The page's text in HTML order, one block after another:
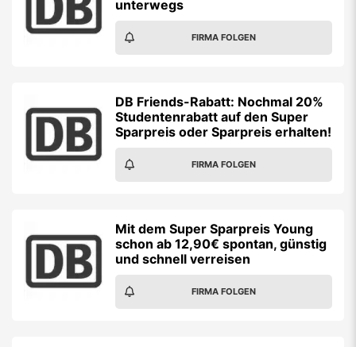
unterwegs
FIRMA FOLGEN
DB Friends-Rabatt: Nochmal 20%
Studentenrabatt auf den Super
Sparpreis oder Sparpreis erhalten!
FIRMA FOLGEN
Mit dem Super Sparpreis Young
schon ab 12,90€ spontan, günstig
und schnell verreisen
FIRMA FOLGEN